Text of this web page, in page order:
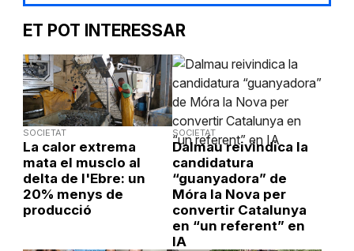
ET POT INTERESSAR
SOCIETAT
La calor extrema
mata el musclo al
delta de l'Ebre: un
20% menys de
producció
SOCIETAT
Dalmau reivindica la
candidatura
“guanyadora” de
Móra la Nova per
convertir Catalunya
en “un referent” en
IA